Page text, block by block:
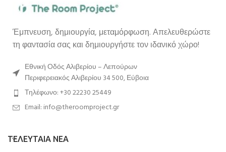
Έμπνευση, δημιουργία, μεταμόρφωση. Απελευθερώστε
τη φαντασία σας και δημιουργήστε τον ιδανικό χώρο!
Εθνική Οδός Αλιβερίου – Λεπούρων
Περιφερειακός Αλιβερίου 34 500, Εύβοια
Τηλέφωνο: +30 22230 25449
Email: info@theroomproject.gr
ΤΕΛΕΥΤΑΙΑ ΝΕΑ